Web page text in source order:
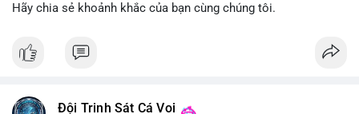
ra.
các sàn lớn trong 24-48 giờ tới. Tránh hành động theo cảm
thời điểm này.
Hãy chia sẻ khoảnh khắc của bạn cùng chúng tôi.
Đội Trinh Sát Cá Voi